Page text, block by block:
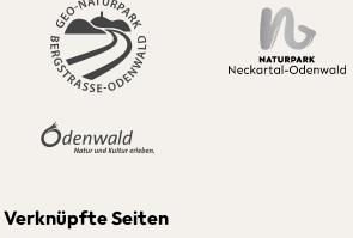
Verknüpfte Seiten